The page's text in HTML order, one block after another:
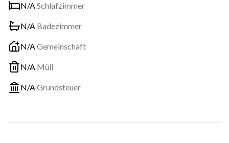
N/ASchlafzimmer
N/A Badezimmer
N/AGemeinschaft
N/A Müll
N/AGrundsteuer